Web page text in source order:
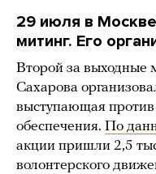
29 июля в
митинг. Его
Второй за выходные
Сахарова
выступающая
обеспечения. По
акции пришли 2,5
волонтерского